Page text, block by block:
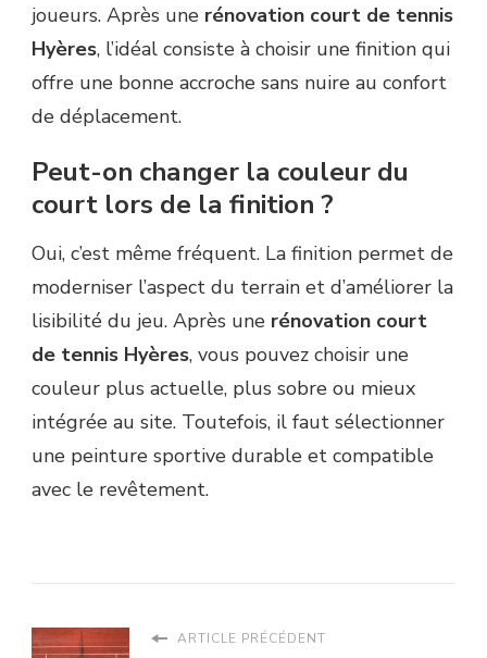
joueurs. Après une rénovation court de tennis
Hyères, l’idéal consiste à choisir une finition qui
offre une bonne accroche sans nuire au confort
de déplacement.
Peut-on changer la couleur du
court lors de la finition ?
Oui, c’est même fréquent. La finition permet de
moderniser l’aspect du terrain et d’améliorer la
lisibilité du jeu. Après une rénovation court
de tennis Hyères, vous pouvez choisir une
couleur plus actuelle, plus sobre ou mieux
intégrée au site. Toutefois, il faut sélectionner
une peinture sportive durable et compatible
avec le revêtement.
ARTICLE PRÉCÉDENT